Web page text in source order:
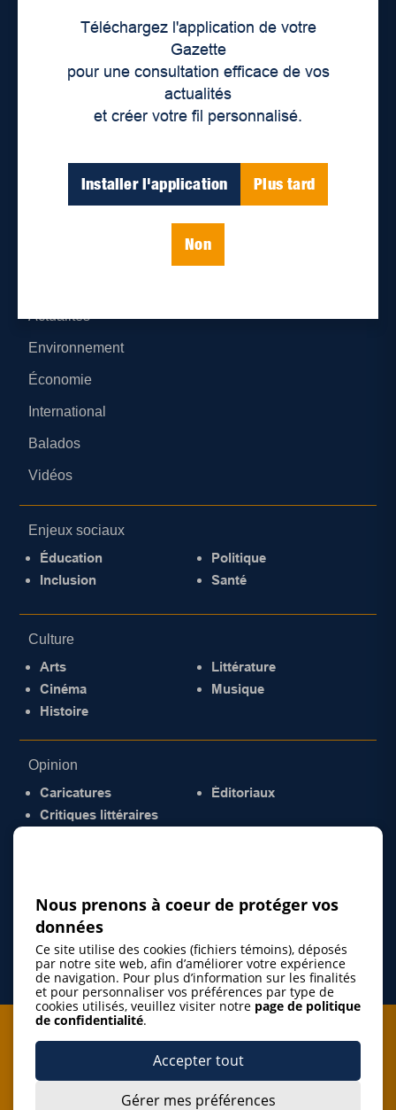
Téléchargez l'application de votre
Gazette
pour une consultation efficace de vos
actualités
et créer votre fil personnalisé.
Installer l'application Plus tard
Non
Déontologie et confidentialité
Devenir partenaire
Lieux de distribution
Nous joindre
Parutions numériques
Actualités
Environnement
Économie
International
Balados
Vidéos
Enjeux sociaux
Éducation
Inclusion
Politique
Santé
Culture
Arts
Cinéma
Histoire
Littérature
Musique
Opinion
Caricatures
Critiques littéraires
Éditoriaux
Je m'abonne à l'infolettre
Nous prenons à coeur de protéger vos
données
Ce site utilise des cookies (fichiers témoins), déposés
par notre site web, afin d’améliorer votre expérience
de navigation. Pour plus d’information sur les finalités
et pour personnaliser vos préférences par type de
cookies utilisés, veuillez visiter notre page de politique
de confidentialité.
Accepter tout
Gérer mes préférences